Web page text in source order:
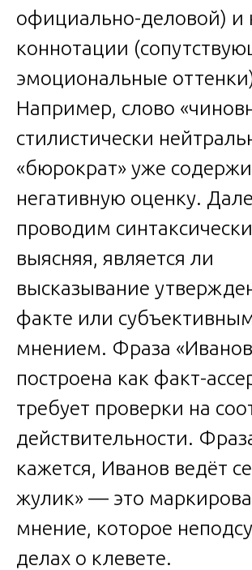
официально-деловой) и
коннотации
эмоциональные
Например, слово
стилистически
«бюрократ» уже
негативную оценку.
проводим
выясняя, является ли
высказывание
факте или
мнением. Фраза
построена как факт-
требует проверки на
действительности.
кажется, Иванов ведёт
жулик» — это
мнение, которое
делах о клевете.